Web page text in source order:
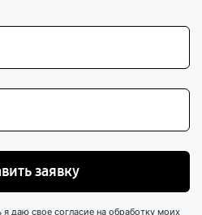
заявку
даю свое согласие на обработку моих